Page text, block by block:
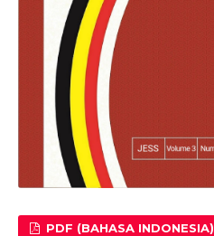
PDF (BAHASA INDONESIA)